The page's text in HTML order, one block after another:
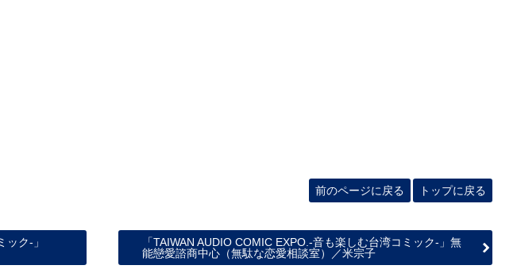
前のページに戻る トップに戻る
ク‐」
「TAIWAN AUDIO COMIC EXPO.‐音も楽しむ台湾コミック‐」無
能戀愛諮商中心（無駄な恋愛相談室）／米宗子